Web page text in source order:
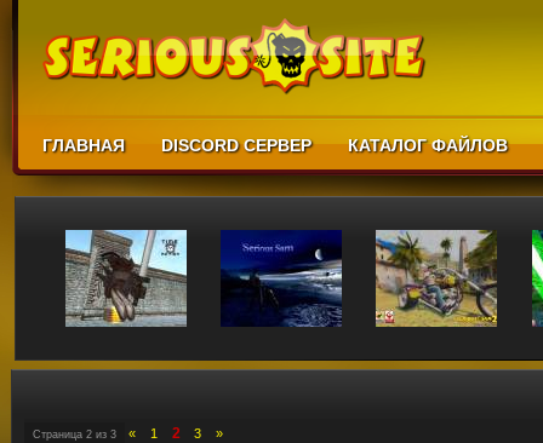
ГЛАВНАЯ DISCORD СЕРВЕР КАТАЛОГ ФАЙЛОВ
Страница 2 из 3 « 1 2 3 »